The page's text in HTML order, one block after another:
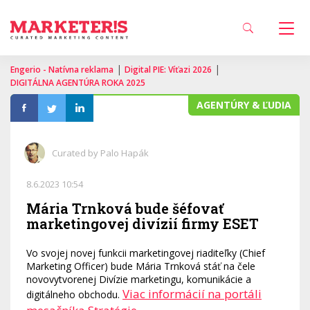
Engerio - Natívna reklama | Digital PIE: Víťazi 2026 |
DIGITÁLNA AGENTÚRA ROKA 2025
AGENTÚRY & ĽUDIA
Curated by Palo Hapák
8.6.2023 10:54
Mária Trnková bude šéfovať
marketingovej divízií firmy ESET
Vo svojej novej funkcii marketingovej riaditeľky (Chief
Marketing Officer) bude Mária Trnková stáť na čele
novovytvorenej Divízie marketingu, komunikácie a
digitálneho obchodu. Viac informácií na portáli